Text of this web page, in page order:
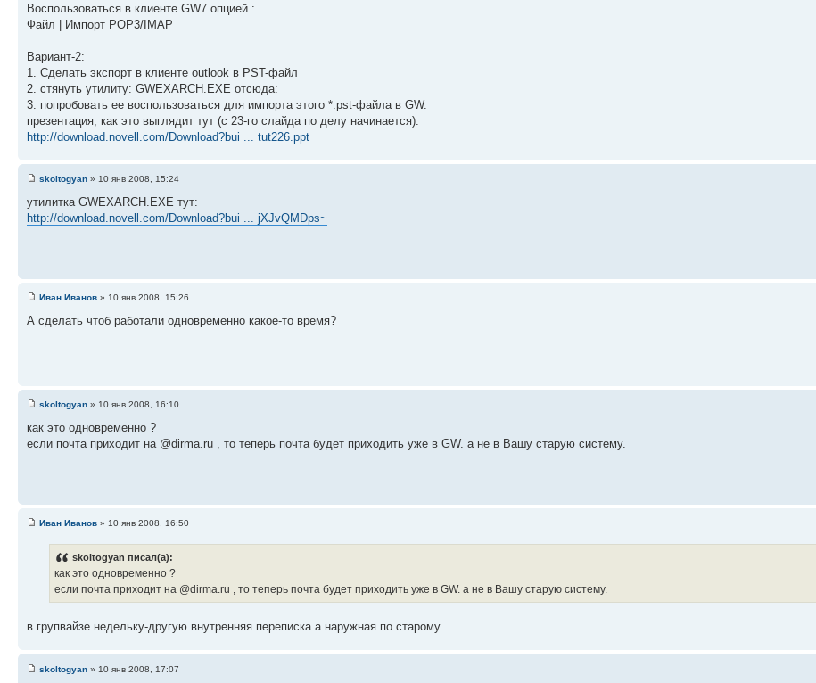
Воспользоваться в клиенте GW7 опцией :
Файл | Импорт POP3/IMAP
Вариант-2:
1. Сделать экспорт в клиенте outlook в PST-файл
2. стянуть утилиту: GWEXARCH.EXE отсюда:
3. попробовать ее воспользоваться для импорта этого *.pst-файла в GW.
презентация, как это выглядит тут (c 23-го слайда по делу начинается):
http://download.novell.com/Download?bui ... tut226.ppt
skoltogyan » 10 янв 2008, 15:24
утилитка GWEXARCH.EXE тут:
http://download.novell.com/Download?bui ... jXJvQMDps~
Иван Иванов » 10 янв 2008, 15:26
А сделать чтоб работали одновременно какое-то время?
skoltogyan » 10 янв 2008, 16:10
как это одновременно ?
если почта приходит на @dirma.ru , то теперь почта будет приходить уже в GW. а не в Вашу старую систему.
Иван Иванов » 10 янв 2008, 16:50
skoltogyan писал(а):
как это одновременно ?
если почта приходит на @dirma.ru , то теперь почта будет приходить уже в GW. а не в Вашу старую систему.
в групвайзе недельку-другую внутренняя переписка а наружная по старому.
skoltogyan » 10 янв 2008, 17:07